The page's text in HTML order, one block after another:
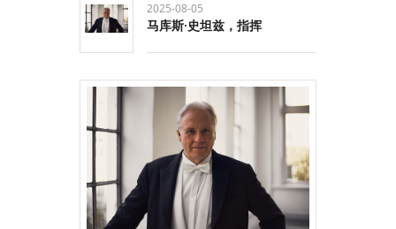
2025-08-05
马库斯·史坦兹，指挥